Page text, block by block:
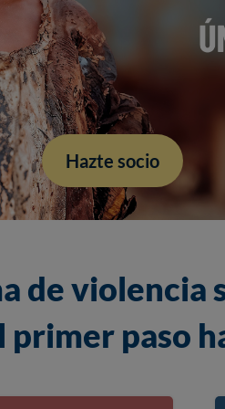
Hazte socio
de violencia
paso